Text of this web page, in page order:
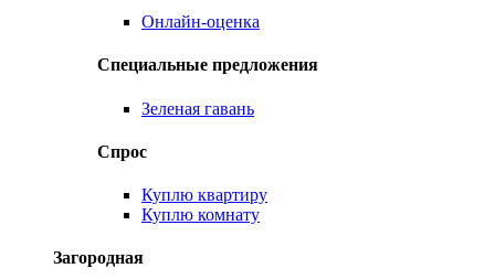
Онлайн-оценка
Специальные предложения
Зеленая гавань
Спрос
Куплю квартиру
Куплю комнату
Загородная